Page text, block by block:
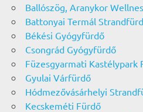
Ballószög, Aranykor
Battonyai Termál
Békési Gyógyfürdő
Csongrád Gyógyfürdő
Füzesgyarmati Kastélypark
Gyulai Várfürdő
Hódmezővásárhelyi
Kecskeméti Fürdő